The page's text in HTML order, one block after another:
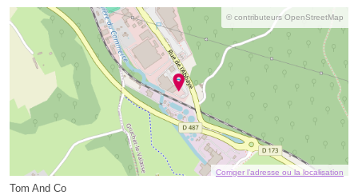
© contributeurs OpenStreetMap
Corriger l’adresse ou la localisation
Tom And Co